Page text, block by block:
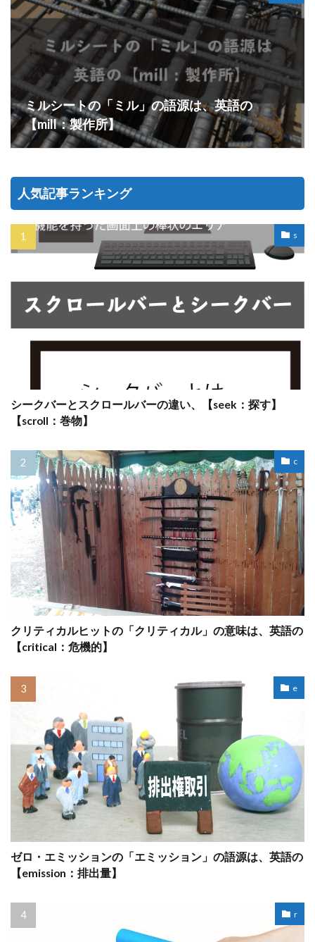
ミルシートの「ミル」の語源は、英語の
【mill：製作所】
人気記事ランキング
s
シークバーとスクロールバーの違い、【seek：探す】
【scroll：巻物】
c
クリティカルヒットの「クリティカル」の意味は、英語の
【critical：危機的】
e
ゼロ・エミッションの「エミッション」の語源は、英語の
【emission：排出量】
r